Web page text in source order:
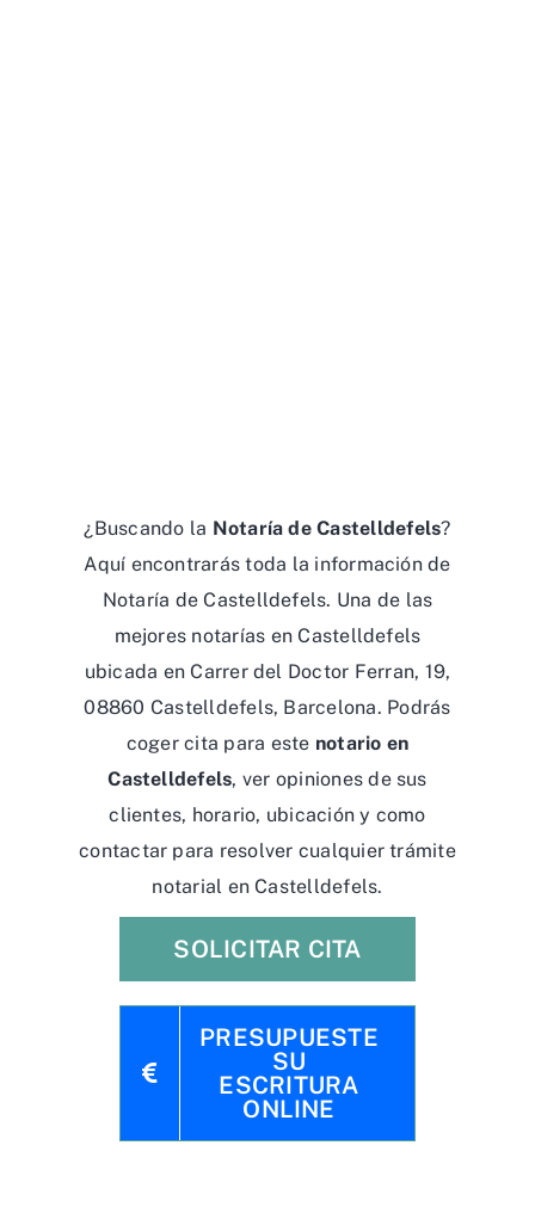
¿Buscando la Notaría de Castelldefels?
Aquí encontrarás toda la información de
Notaría de Castelldefels. Una de las
mejores notarías en Castelldefels
ubicada en Carrer del Doctor Ferran, 19,
08860 Castelldefels, Barcelona. Podrás
coger cita para este notario en
Castelldefels, ver opiniones de sus
clientes, horario, ubicación y como
contactar para resolver cualquier trámite
notarial en Castelldefels.
SOLICITAR CITA
PRESUPUESTE
SU
ESCRITURA
ONLINE